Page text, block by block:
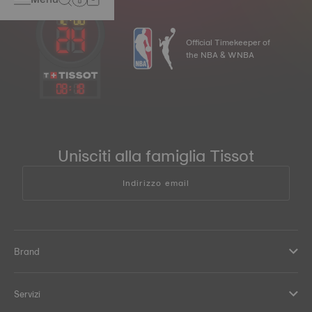
08: 18
Official Timekeeper of
the NBA & WNBA
Unisciti alla famiglia Tissot
Indirizzo email
Brand
Servizi